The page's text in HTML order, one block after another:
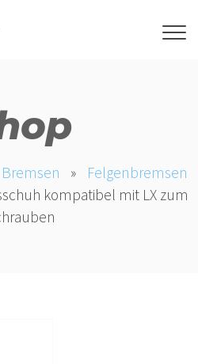
Bremsen »
Felgenbremsen
kompatibel mit LX zum